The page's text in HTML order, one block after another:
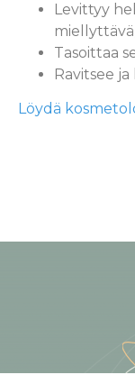
Levittyy
Tasoittaa
Ravitsee
Löydä